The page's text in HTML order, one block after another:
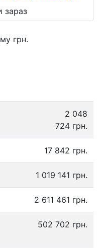
зараз
грн.
2 048
724 грн.
17 842 грн.
1 019 141 грн.
2 611 461 грн.
502 702 грн.